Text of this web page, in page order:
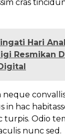
cras
Hari
Resmikan
neque
in hac
turpis. Odio
nunc sed.